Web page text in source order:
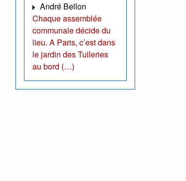
André Bellon
Chaque assemblée
communale décide du
lieu. A Paris, c’est dans
le jardin des Tuileries
au bord (…)